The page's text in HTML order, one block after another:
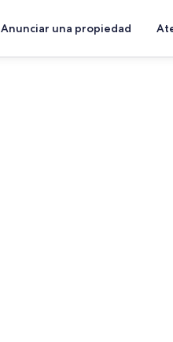
Anunciar una propiedad